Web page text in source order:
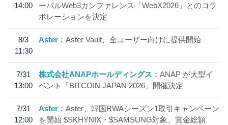
14:00
ーバルWeb3カンファレンス「WebX2026」とのコラ
ボレーションを決定
8/3
11:30
Aster Aster Vault、全ユーザー向けに提供開始
7/31
13:00
株式会社ANAPホールディングス
ANAP が大型イ
ベント「BITCOIN JAPAN 2026」開催決定
7/31
12:00
Aster
Aster、韓国RWAシーズン1取引キャンペーン
を開始 $SKHYNIX・$SAMSUNG対象、賞金総額